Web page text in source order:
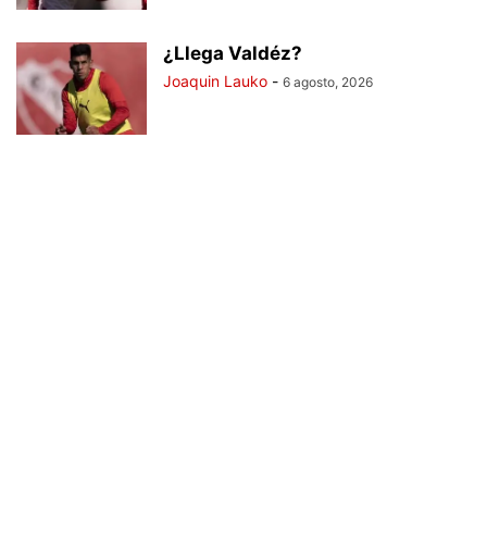
¿Llega Valdéz?
Joaquin Lauko - 6 agosto, 2026